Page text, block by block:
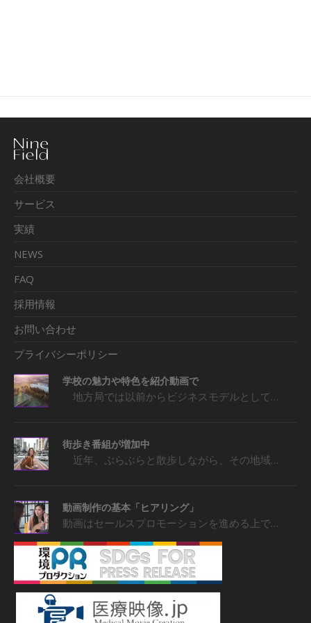
会社概要
サービス
実績
NEWS
FAQ
採用情報
お問い合わせ
プライバシーポリシー
学校の魅力や特色を紹介動画で
地方局では以前からビジネスモデルとして…
街歩き番組が増加中
近年、ぶらぶらと散歩しながら、その地域…
動画制作の基本「ヒアリング」
動画はセールスプロモーションを進める上で…